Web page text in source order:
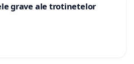
grave ale trotinetelor